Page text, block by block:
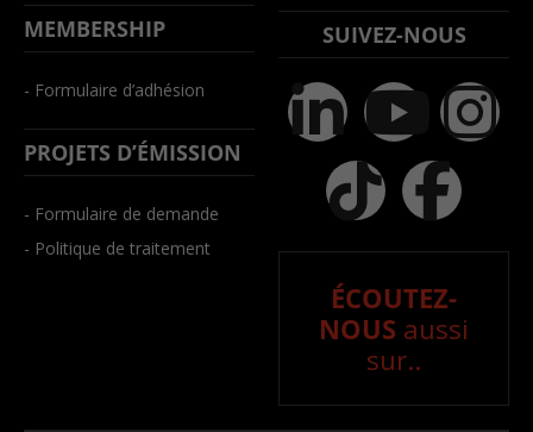
MEMBERSHIP
- Formulaire d’adhésion
PROJETS D’ÉMISSION
- Formulaire de demande
- Politique de traitement
SUIVEZ-NOUS
ÉCOUTEZ-
NOUS aussi
sur..